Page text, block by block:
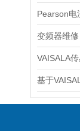
变频器维修
VAISALA